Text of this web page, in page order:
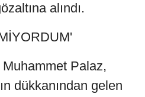
alındı.
Palaz,
dükkanından gelen